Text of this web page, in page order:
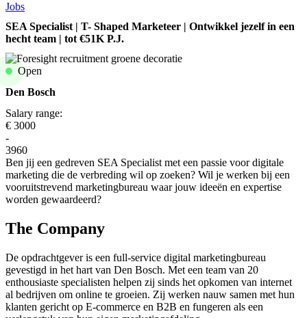
Jobs
SEA Specialist | T- Shaped Marketeer | Ontwikkel jezelf in een
hecht team | tot €51K P.J.
Open
Den Bosch
Salary range:
€ 3000
-
3960
Ben jij een gedreven SEA Specialist met een passie voor digitale
marketing die de verbreding wil op zoeken? Wil je werken bij een
vooruitstrevend marketingbureau waar jouw ideeën en expertise
worden gewaardeerd?
The Company
De opdrachtgever is een full-service digital marketingbureau
gevestigd in het hart van Den Bosch. Met een team van 20
enthousiaste specialisten helpen zij sinds het opkomen van internet
al bedrijven om online te groeien. Zij werken nauw samen met hun
klanten gericht op E-commerce en B2B en fungeren als een